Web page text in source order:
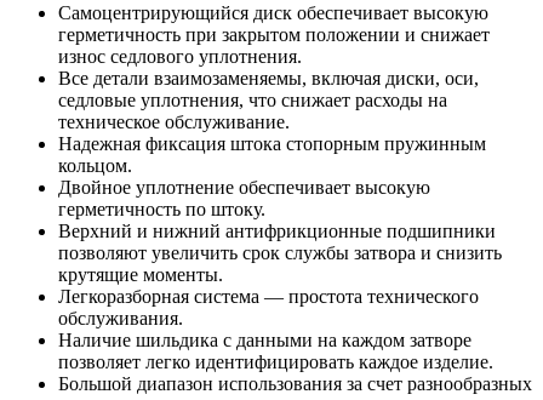
Самоцентрирующийся диск обеспечивает высокую
герметичность при закрытом положении и снижает
износ седлового уплотнения.
Все детали взаимозаменяемы, включая диски, оси,
седловые уплотнения, что снижает расходы на
техническое обслуживание.
Надежная фиксация штока стопорным пружинным
кольцом.
Двойное уплотнение обеспечивает высокую
герметичность по штоку.
Верхний и нижний антифрикционные подшипники
позволяют увеличить срок службы затвора и снизить
крутящие моменты.
Легкоразборная система — простота технического
обслуживания.
Наличие шильдика с данными на каждом затворе
позволяет легко идентифицировать каждое изделие.
Большой диапазон использования за счет разнообразных